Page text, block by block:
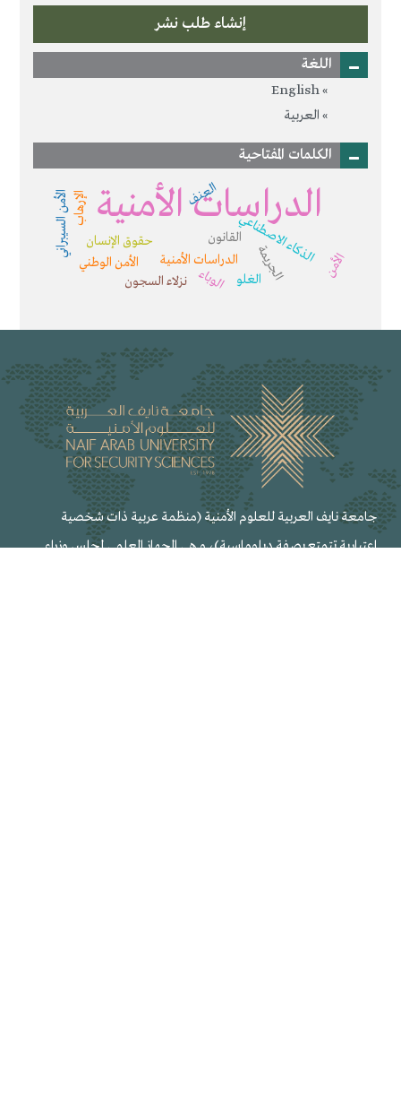
إنشاء طلب نشر
اللغة
English
الكلمات المفتاحية
الدراسات الأمنية
الدراسات الأمنيةالذكاء الاصطناعي
الجريمة
حقوق الإنسان
الأمن الوطني
الأمن السيبرانيالإرهاب
القانون
الأمن
العنف
الوباء الغلو نزلاء السجون
جامعة نايف العربية للعلوم الأمنية (منظمة عربية ذات شخصية
اعتبارية تتمتع بصفة دبلوماسية)، و هي الجهاز العلمي لمجلس وزراء